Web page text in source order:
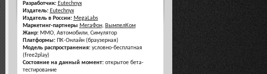
Разработчик: Eutechnyx
Издатель: Eutechnyx
Издатель в России: MegaLabs
Маркетинг-партнеры МегаФон, ВымпелКом
Жанр:MMO, Автомобили, Симулятор
Платформы:ПК-Онлайн (браузерная)
Модель распространения:условно-бесплатная
(free2play)
Состояние на данный момент:открытое бета-
тестирование